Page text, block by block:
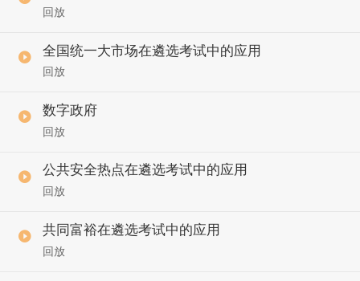
回放
全国统一大市场在遴选考试中的应用
回放
数字政府
回放
公共安全热点在遴选考试中的应用
回放
共同富裕在遴选考试中的应用
回放